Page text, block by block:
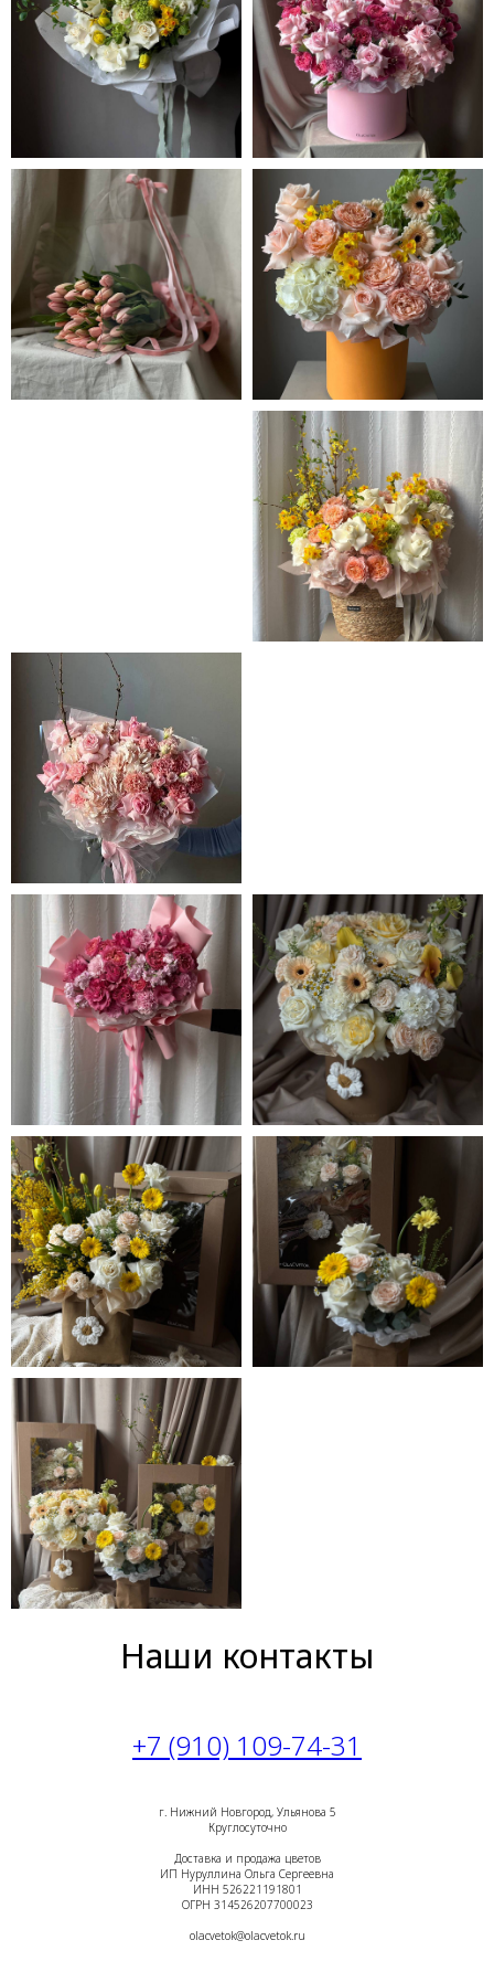
Наши контакты
+7 (910) 109-74-31
г. Нижний Новгород, Ульянова 5
Круглосуточно
Доставка и продажа цветов
ИП Нуруллина Ольга Сергеевна
ИНН 526221191801
ОГРН 314526207700023
olacvetok@olacvetok.ru